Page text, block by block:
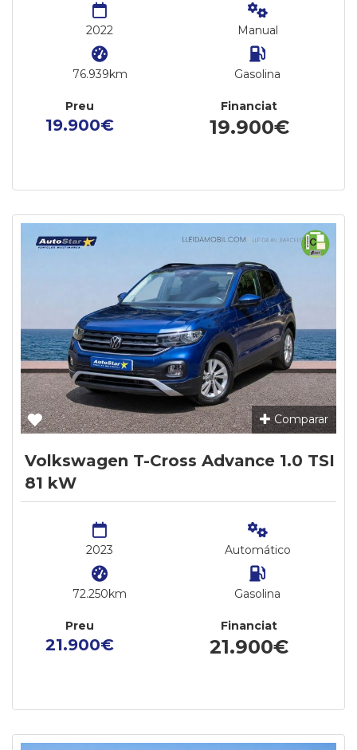
2022
76.939km
Manual
Gasolina
Preu
19.900€
Financiat
19.900€
Comparar
Volkswagen T-Cross Advance 1.0 TSI
81 kW
2023
72.250km
Automático
Gasolina
Preu
21.900€
Financiat
21.900€